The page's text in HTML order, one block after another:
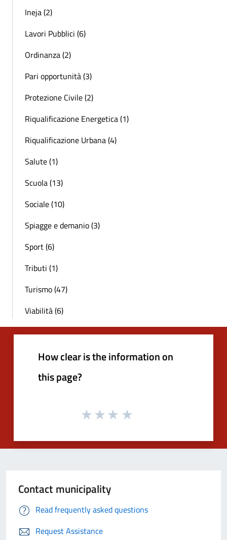
Ineja (2)
Lavori Pubblici (6)
Ordinanza (2)
Pari opportunità (3)
Protezione Civile (2)
Riqualificazione Energetica (1)
Riqualificazione Urbana (4)
Salute (1)
Scuola (13)
Sociale (10)
Spiagge e demanio (3)
Sport (6)
Tributi (1)
Turismo (47)
Viabilità (6)
How clear is the information on
this page?
Contact municipality
Read frequently asked questions
Request Assistance